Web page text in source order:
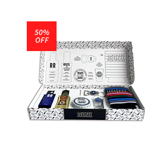
50%
OFF